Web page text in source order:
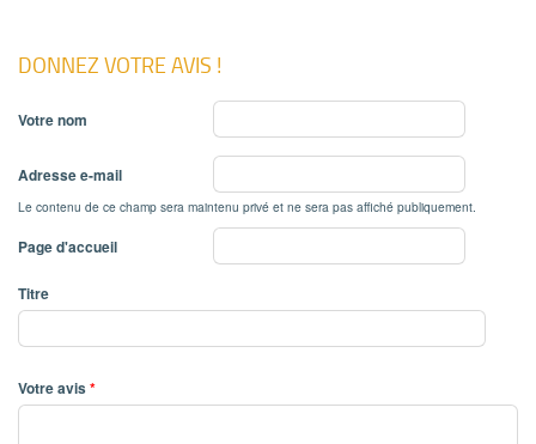
DONNEZ VOTRE AVIS !
Votre nom
Adresse e-mail
Le contenu de ce champ sera maintenu privé et ne sera pas affiché publiquement.
Page d'accueil
Titre
Votre avis*